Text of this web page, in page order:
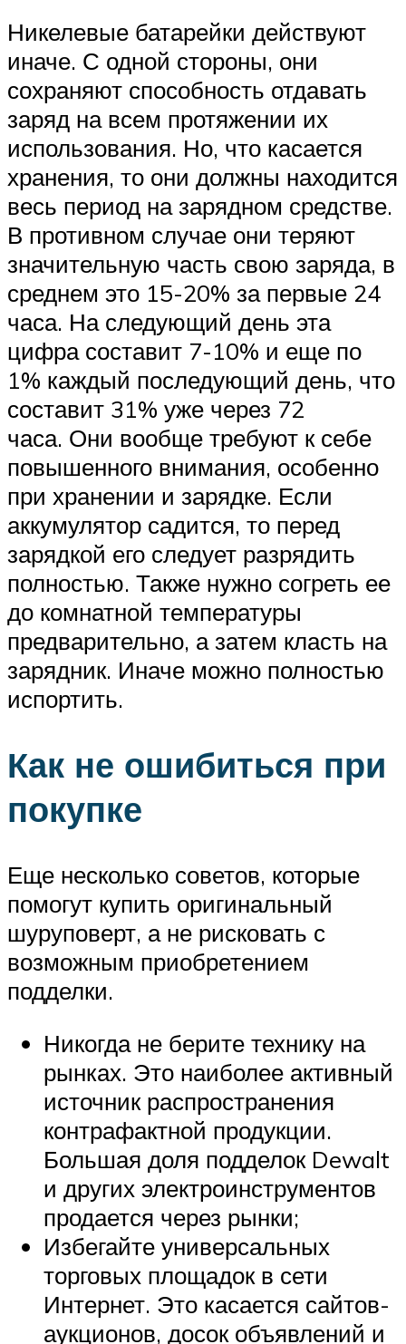
Никелевые батарейки действуют
иначе. С одной стороны, они
сохраняют способность отдавать
заряд на всем протяжении их
использования. Но, что касается
хранения, то они должны находится
весь период на зарядном средстве.
В противном случае они теряют
значительную часть свою заряда, в
среднем это 15-20% за первые 24
часа. На следующий день эта
цифра составит 7-10% и еще по
1% каждый последующий день, что
составит 31% уже через 72
часа. Они вообще требуют к себе
повышенного внимания, особенно
при хранении и зарядке. Если
аккумулятор садится, то перед
зарядкой его следует разрядить
полностью. Также нужно согреть ее
до комнатной температуры
предварительно, а затем класть на
зарядник. Иначе можно полностью
испортить.
Как не ошибиться при
покупке
Еще несколько советов, которые
помогут купить оригинальный
шуруповерт, а не рисковать с
возможным приобретением
подделки.
Никогда не берите технику на
рынках. Это наиболее активный
источник распространения
контрафактной продукции.
Большая доля подделок Dewalt
и других электроинструментов
продается через рынки;
Избегайте универсальных
торговых площадок в сети
Интернет. Это касается сайтов-
аукционов, досок объявлений и